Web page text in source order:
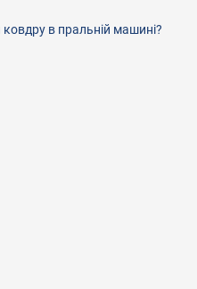
в пральній машині?